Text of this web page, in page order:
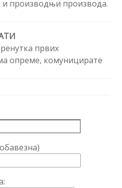
и производњи производа.
првих
опреме, комуницирате